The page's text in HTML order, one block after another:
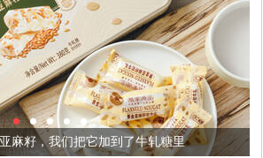
到了牛轧糖里 被列入佛家七宝的